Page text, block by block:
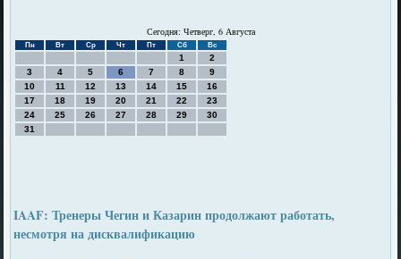
Сегодня: Четверг, 6 Августа
Пн Вт Ср Чт Пт Сб Вс
1
2
3
4 5 6 7 8
9
10
11 12 13 14 15
16
17
18 19 20 21 22
23
24
25 26 27 28 29
30
31
IAAF: Тренеры Чегин и Казарин продолжают работать,
несмотря на дисквалификацию